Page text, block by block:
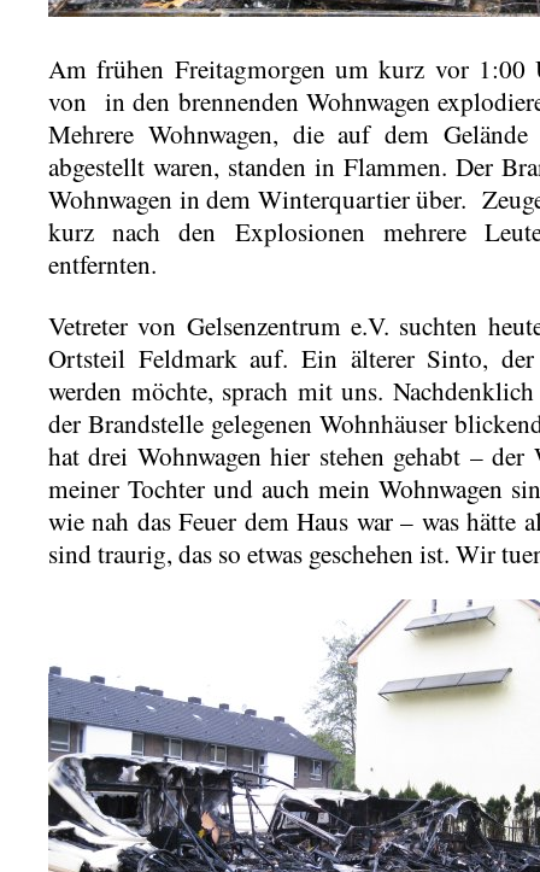
Am frühen Freitagmorgen um kurz vor 1:00
von in den brennenden Wohnwagen
Mehrere Wohnwagen, die auf dem Gelände
abgestellt waren, standen in Flammen. Der
Wohnwagen in dem Winterquartier über.
kurz nach den Explosionen mehrere
entfernten.
Vetreter von Gelsenzentrum e.V. suchten
Ortsteil Feldmark auf. Ein älterer Sinto,
werden möchte, sprach mit uns.
der Brandstelle gelegenen Wohnhäuser
hat drei Wohnwagen hier stehen gehabt –
meiner Tochter und auch mein Wohnwagen
wie nah das Feuer dem Haus war – was hätte
sind traurig, das so etwas geschehen ist. Wir